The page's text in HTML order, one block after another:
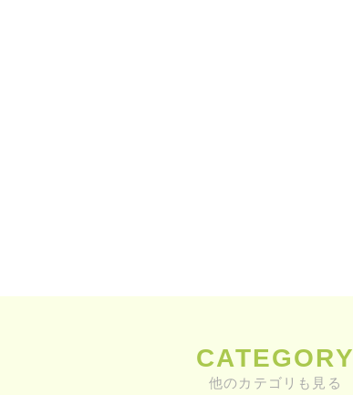
CATEGORY
他のカテゴリも見る